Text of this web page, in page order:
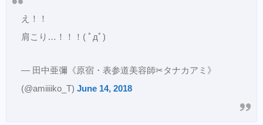
え！！
肩こり…！！！( ﾟдﾟ)
— 田中亜彌《原宿・表参道美容師✂タナカアミ》
(@amiiiiko_T) June 14, 2018